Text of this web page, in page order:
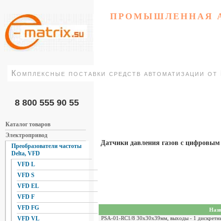
ПРОМЫШЛЕННАЯ
Комплексные поставки средств автоматизации от
8 800 555 90 55
Каталог товаров
Электропривод
Преобразователи частоты
Delta, VFD
VFD L
VFD S
VFD EL
VFD F
VFD FG
VFD VL
Датчики давления газов с
PSA-01-RC1/8 30х30х39мм, выходы - 1